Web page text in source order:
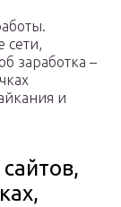
сети,
заработка –
и